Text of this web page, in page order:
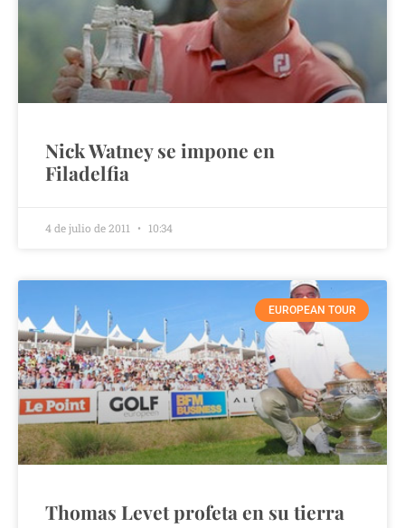
Nick Watney se impone en
Filadelfia
4 de julio de 2011 10:34
EUROPEAN TOUR
Thomas Levet profeta en su tierra